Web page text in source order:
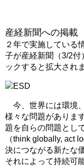
産経新聞への掲載
２年で実施している
子が産経新聞（3/2付
ックすると拡大され
ESD
今、世界には環境
様々な問題がありま
題を自らの問題とし
（think globally, act
決につながる新たな
それによって持続可